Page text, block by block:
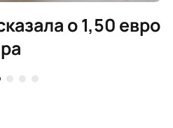
о 1,50 евро